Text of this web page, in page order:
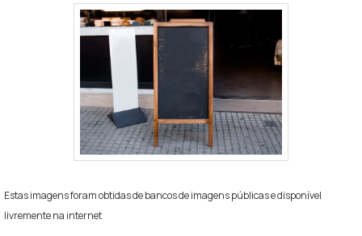
Estas imagens foram obtidas de bancos de imagens públicas e disponível
livremente na internet